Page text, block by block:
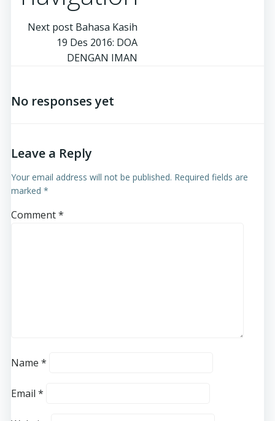
Next post Bahasa Kasih
19 Des 2016: DOA
DENGAN IMAN
No responses yet
Leave a Reply
Your email address will not be published. Required fields are
marked *
Comment*
Name *
Email *